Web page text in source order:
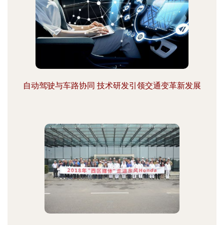
自动驾驶与车路协同 技术研发引领交通变革新发展